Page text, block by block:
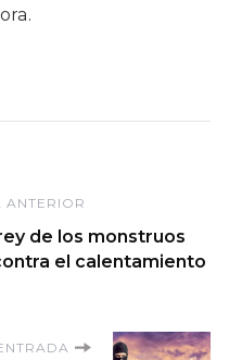
ANTERIOR
de los monstruos
el calentamiento